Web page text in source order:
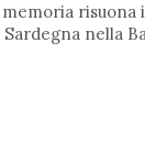
risuona
nella